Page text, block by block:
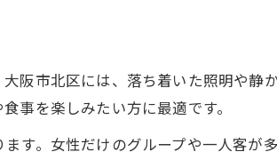
阪市北区には、落ち着いた照明や静
事を楽しみたい方に最適です。
す。女性だけのグループや一人客が